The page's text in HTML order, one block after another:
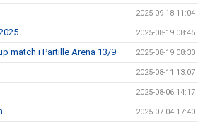
2025-09-18 11:04
2025-08-19 08:45
match i Partille Arena 13/9 2025-08-19 08:30
2025-08-11 13:07
2025-08-06 14:17
2025-07-04 17:40